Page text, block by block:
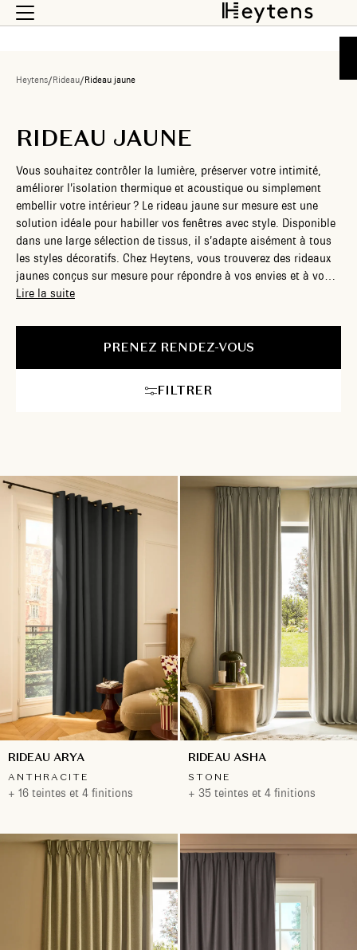
Heytens/Rideau/Rideau jaune
RIDEAU JAUNE
Vous souhaitez contrôler la lumière, préserver votre intimité,
améliorer l’isolation thermique et acoustique ou simplement
embellir votre intérieur ? Le rideau jaune sur mesure est une
solution idéale pour habiller vos fenêtres avec style. Disponible
dans une large sélection de tissus, il s’adapte aisément à tous
les styles décoratifs. Chez Heytens, vous trouverez des rideaux
jaunes conçus sur mesure pour répondre à vos envies et à vos
besoins.
Lire la suite
PRENEZ RENDEZ-VOUS
FILTRER
RIDEAU ARYA
ANTHRACITE
+ 16 teintes et 4 finitions
RIDEAU ASHA
STONE
+ 35 teintes et 4 finitions